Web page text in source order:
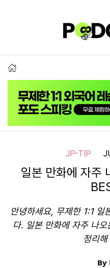
JP-TIP
일본 만화에 자주
안녕하세요, 무제한 1:1 일
다. 일본 만화에 자주 나
정리
By